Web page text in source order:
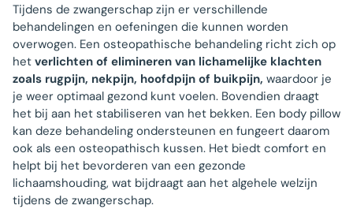
Tijdens de zwangerschap zijn er verschillende
behandelingen en oefeningen die kunnen worden
overwogen. Een osteopathische behandeling richt zich op
het verlichten of elimineren van lichamelijke klachten
zoals rugpijn, nekpijn, hoofdpijn of buikpijn, waardoor je
je weer optimaal gezond kunt voelen. Bovendien draagt
het bij aan het stabiliseren van het bekken. Een body pillow
kan deze behandeling ondersteunen en fungeert daarom
ook als een osteopathisch kussen. Het biedt comfort en
helpt bij het bevorderen van een gezonde
lichaamshouding, wat bijdraagt aan het algehele welzijn
tijdens de zwangerschap.